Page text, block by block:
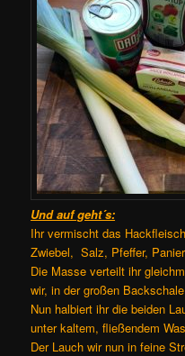
Und auf geht´s:
Ihr vermischt das
Zwiebel, Salz, Pfeffer,
Die Masse verteilt ihr
wir, in der großen
Nun halbiert ihr die beiden
unter kaltem, fließendem
Der Lauch wir nun in feine